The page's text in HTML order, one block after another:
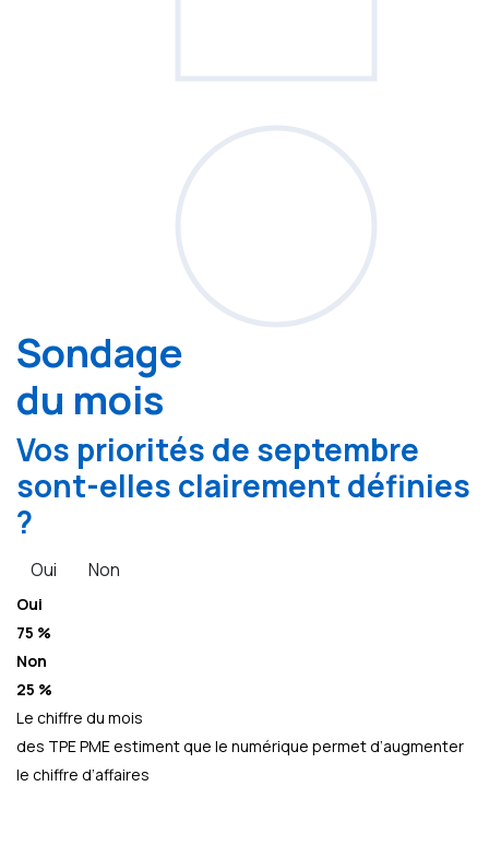
Sondage
du mois
Vos priorités de septembre
sont-elles clairement définies
?
Oui Non
Oui
75 %
Non
25 %
Le chiffre du mois
des TPE PME estiment que le numérique permet d’augmenter
le chiffre d’affaires